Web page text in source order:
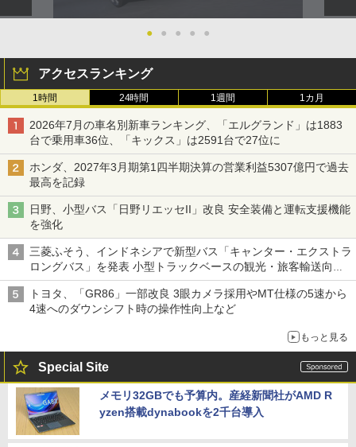
● ● ● ● ●
アクセスランキング
1時間 24時間 1週間 1カ月
2026年7月の車名別新車ランキング、「エルグランド」は1883
台で乗用車36位、「キックス」は2591台で27位に
ホンダ、2027年3月期第1四半期決算の営業利益5307億円で過去
最高を記録
日野、小型バス「日野リエッセII」改良 安全装備と運転支援機能
を強化
三菱ふそう、インドネシアで新型バス「キャンター・エクストラ
ロングバス」を発表 小型トラックベースの観光・旅客輸送向け
バス
トヨタ、「GR86」一部改良 3眼カメラ採用やMT仕様の5速から
4速へのダウンシフト時の操作性向上など
もっと見る
Special Site
メモリ32GBでも予算内。産経新聞社がAMD R
yzen搭載dynabookを2千台導入